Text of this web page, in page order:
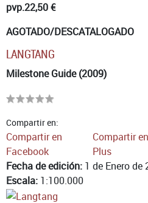
pvp.22,50 €
AGOTADO/DESCATALOGADO
LANGTANG
Milestone Guide (2009)
Compartir en:
Compartir en
Facebook
Compartir
Plus
Fecha de edición: 1 de Enero de
Escala: 1:100.000